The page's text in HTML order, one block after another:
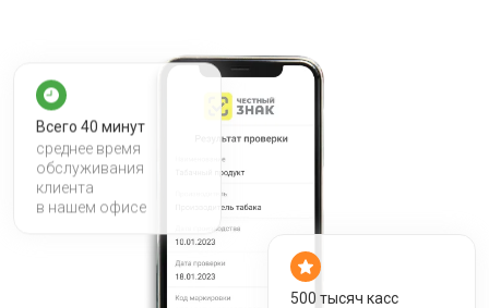
Всего 40 минут
среднее время
обслуживания
клиента
в нашем офисе
500 тысяч касс